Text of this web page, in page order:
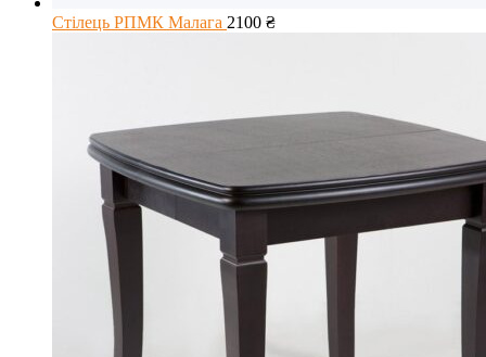
Стілець РПМК Малага 2100 ₴